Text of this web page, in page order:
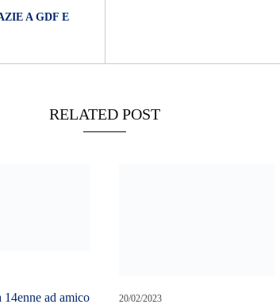
A GDF E
RELATED POST